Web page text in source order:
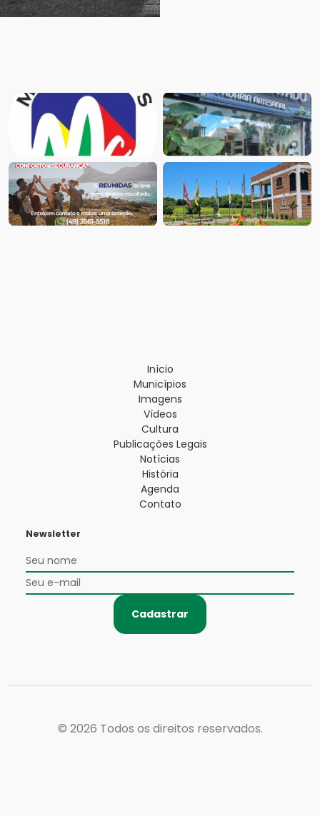
Início
Municípios
Imagens
Vídeos
Cultura
Publicações Legais
Notícias
História
Agenda
Contato
Newsletter
Cadastrar
© 2026 Todos os direitos reservados.